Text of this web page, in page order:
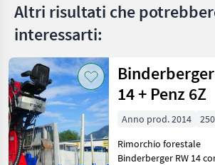
Altri risultati che
interessarti:
Binderberger
14 + Penz 6Z
Anno prod. 2014
Rimorchio forestale
Binderberger RW 14